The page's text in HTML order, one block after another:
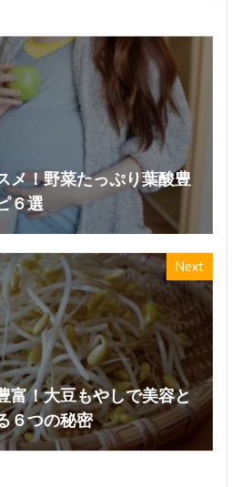
メ！野菜たっぷり葉酸豊
６選
Next
富！大豆もやしで美容と
６つの秘密